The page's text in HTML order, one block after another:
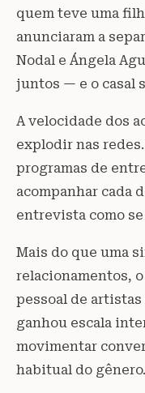
quem teve uma
anunciaram a
Nodal e Ángela
juntos — e o casal
A velocidade dos
explodir nas
programas de
acompanhar cada
entrevista como
Mais do que uma
relacionamentos,
pessoal de
ganhou escala
movimentar
habitual do gênero.